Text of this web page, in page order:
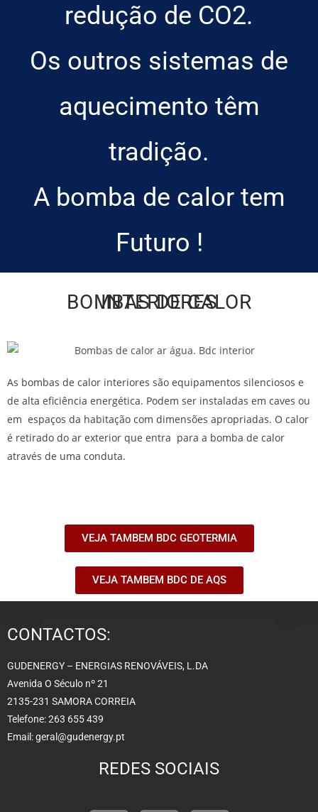
redução de CO2.
Os outros sistemas de
aquecimento têm
tradição.
A bomba de calor tem
Futuro !
BOMBAS DE CALOR INTERIORES
As bombas de calor interiores são equipamentos silenciosos e
de alta eficiência energética. Podem ser instaladas em caves ou
em espaços da habitação com dimensões apropriadas. O calor
é retirado do ar exterior que entra para a bomba de calor
através de uma conduta.
VEJA TAMBEM BDC GEOTERMIA
VEJA TAMBEM BDC DE AQS
CONTACTOS:
GUDENERGY – ENERGIAS RENOVÁVEIS, L.DA
Avenida O Século nº 21
2135-231 SAMORA CORREIA
Telefone: 263 655 439
Email: geral@gudenergy.pt
REDES SOCIAIS